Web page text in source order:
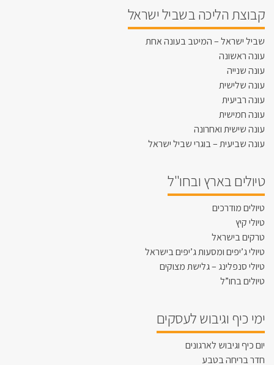
קבוצת הליכה בשביל ישראל
שביל ישראל – המיטב בעונה אחת
עונה ראשונה
עונה שנייה
עונה שלישית
עונה רביעית
עונה חמישית
עונה שישית ואחרונה
עונה שביעית – בוגרי שביל ישראל
טיולים בארץ ובחו"ל
טיולים מודרכים
טיולי קיץ
טרקים בישראל
טיולי ג’יפים ומסעות ג’יפים בישראל
טיולי סנפלינג – גלישת מצוקים
טיולים בחו”ל
ימי כיף וגיבוש לעסקים
יום כיף וגיבוש לארגונים
חדר בריחה בטבע